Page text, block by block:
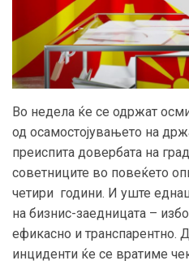
Во недела ќе се одржат
од осамостојувањето на
преиспита довербата на
советниците во повеќето
четири години. И уште
на бизнис-заедницата –
ефикасно и транспарентно.
инциденти ќе се вратиме